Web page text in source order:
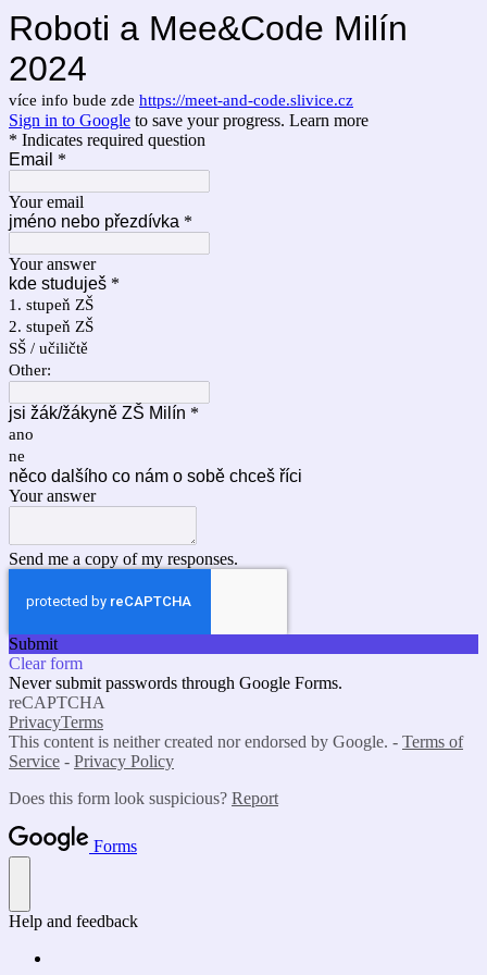
Roboti a Mee&Code Milín
2024
více info bude zde https://meet-and-code.slivice.cz
Sign in to Google to save your progress. Learn more
* Indicates required question
Email *
Your email
jméno nebo přezdívka *
Your answer
kde studuješ *
1. stupeň ZŠ
2. stupeň ZŠ
SŠ / učiličtě
Other:
jsi žák/žákyně ZŠ Milín *
ano
ne
něco dalšího co nám o sobě chceš říci
Your answer
Send me a copy of my responses.
Submit
Clear form
Never submit passwords through Google Forms.
reCAPTCHA
PrivacyTerms
This content is neither created nor endorsed by Google. - Terms of
Service - Privacy Policy
Does this form look suspicious? Report
Forms
Help and feedback